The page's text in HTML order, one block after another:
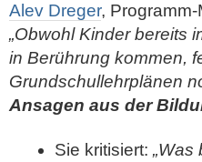
Alev Dreger,
„Obwohl Kinder bereits
in Berührung kommen,
Grundschullehrplänen
Ansagen aus der
Sie kritisiert: „Was